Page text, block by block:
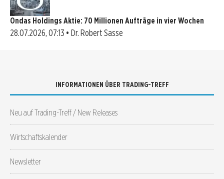
Ondas Holdings Aktie: 70 Millionen Aufträge in vier Wochen
28.07.2026, 07:13 • Dr. Robert Sasse
INFORMATIONEN ÜBER TRADING-TREFF
Neu auf Trading-Treff / New Releases
Wirtschaftskalender
Newsletter